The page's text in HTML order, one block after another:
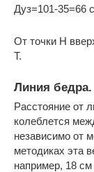
Дуз=101-35=66
От точки H
T.
Линия бедра.
Расстояние от
колеблется
независимо от
методиках эта
например, 18